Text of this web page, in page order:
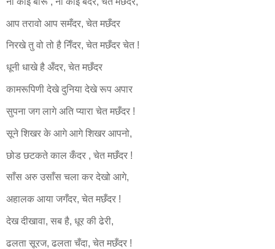
आप तरावो आप समँदर, चेतमछँदर
निरखे तु वो तो है निँदर, चेत मछँदर चेत !
धूनी धाखे है अँदर, चेत मछँदर
कामरूपिणी देखे दुनिया देखे रूप अपार
सुपना जग लागे अति प्यारा चेत मछँदर !
सूने शिखर के आगे आगे शिखर आपनो,
छोड छटकते काल कँदर , चेत मछँदर !
साँस अरु उसाँस चला कर देखो आगे,
अहालक आया जगँदर, चेत मछँदर !
देख दीखावा, सब है, धूर की ढेरी,
ढलता सूरज, ढलता चँदा, चेत मछँदर !